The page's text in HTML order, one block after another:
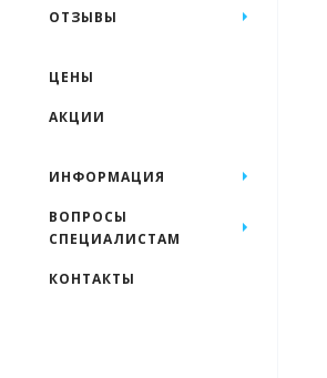
ОТЗЫВЫ
ЦЕНЫ
АКЦИИ
ИНФОРМАЦИЯ
ВОПРОСЫ
СПЕЦИАЛИСТАМ
КОНТАКТЫ